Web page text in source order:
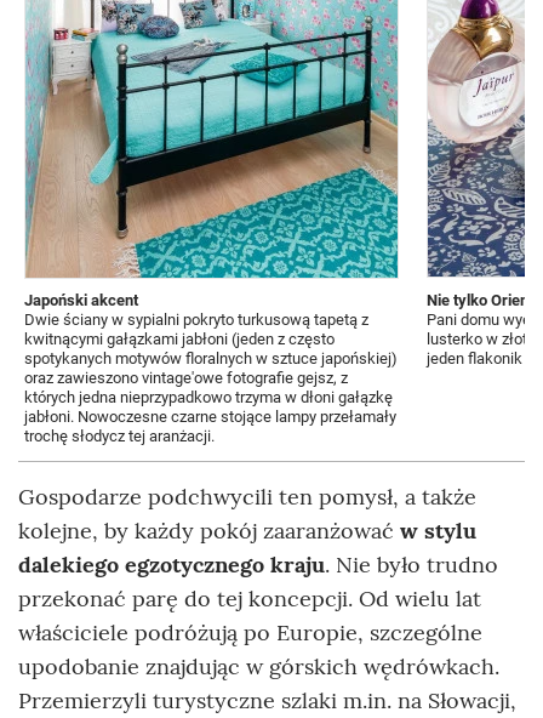
Japoński akcent
Dwie ściany w sypialni pokryto turkusową tapetą z
kwitnącymi gałązkami jabłoni (jeden z często
spotykanych motywów floralnych w sztuce japońskiej)
oraz zawieszono vintage'owe fotografie gejsz, z
których jedna nieprzypadkowo trzyma w dłoni gałązkę
jabłoni. Nowoczesne czarne stojące lampy przełamały
trochę słodycz tej aranżacji.
Nie tylko Orient
Pani domu
lusterko w
jeden flakonik o
Gospodarze podchwycili ten pomysł, a także
kolejne, by każdy pokój zaaranżować w stylu
dalekiego egzotycznego kraju. Nie było trudno
przekonać parę do tej koncepcji. Od wielu lat
właściciele podróżują po Europie, szczególne
upodobanie znajdując w górskich wędrówkach.
Przemierzyli turystyczne szlaki m.in. na Słowacji,